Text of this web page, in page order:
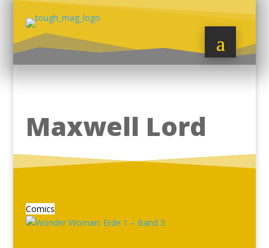
Maxwell Lord
Comics